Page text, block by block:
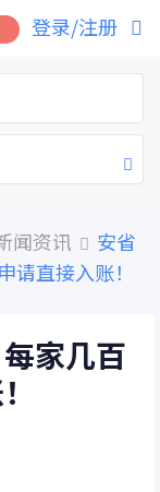
登录/注册
闻资讯
安省
直接入账！
家几百